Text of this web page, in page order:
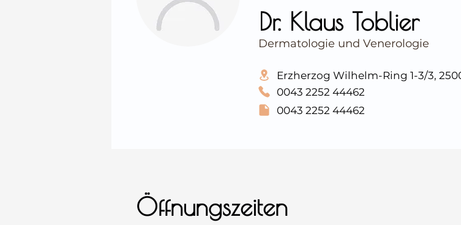
Dr. Klaus Toblier
Dermatologie und Venerologie
Erzherzog Wilhelm-Ring 1-3/3,
0043 2252 44462
0043 2252 44462
Öffnungszeiten